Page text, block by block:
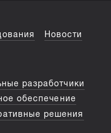
Новости
разработчики
обеспечение
решения